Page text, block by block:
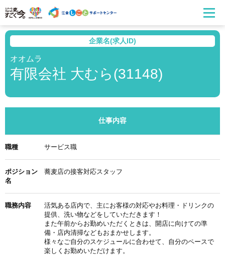
企業名(求人ID)
オオムラ
有限会社 大むら(31148)
仕事内容
職種 サービス職
ポジション
名
蕎麦店の接客対応スタッフ
職務内容
活気ある店内で、主にお客様の対応やお料理・ドリンクの
提供、洗い物などをしていただきます！
また午前からお勤めいただくときは、開店に向けての準
備・店内清掃などもおまかせします。
様々なご自分のスケジュールに合わせて、自分のペースで
楽しくお勤めいただけます。